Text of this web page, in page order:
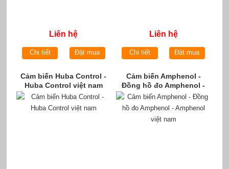
Liên hệ
Chi tiết Đặt mua
Liên hệ
Chi tiết Đặt mua
Cảm biến Huba Control -
Huba Control việt nam
Cảm biến Amphenol -
Đồng hồ đo Amphenol -
Amphenol việt nam